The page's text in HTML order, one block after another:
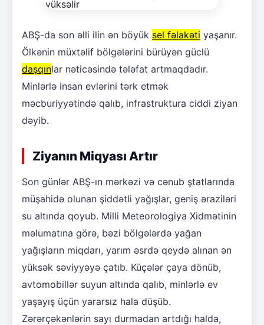
ABŞ-da son əlli ilin ən böyük sel fəlakəti yaşanır.
Ölkənin müxtəlif bölgələrini bürüyən güclü
daşqınlar nəticəsində tələfat artmaqdadır.
Minlərlə insan evlərini tərk etmək
məcburiyyətində qalıb, infrastruktura ciddi ziyan
dəyib.
Ziyanın Miqyası Artır
Son günlər ABŞ-ın mərkəzi və cənub ştatlarında
müşahidə olunan şiddətli yağışlar, geniş əraziləri
su altında qoyub. Milli Meteorologiya Xidmətinin
məlumatına görə, bəzi bölgələrdə yağan
yağışların miqdarı, yarım əsrdə qeydə alınan ən
yüksək səviyyəyə çatıb. Küçələr çaya dönüb,
avtomobillər suyun altında qalıb, minlərlə ev
yaşayış üçün yararsız hala düşüb.
Zərərçəkənlərin sayı durmadan artdığı halda,